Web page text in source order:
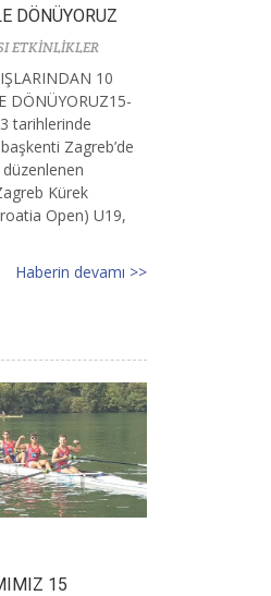
DÖNÜYORUZ
ETKİNLİKLER
10
DÖNÜYORUZ15-
tarihlerinde
başkenti Zagreb’de
düzenlenen
Kürek
Open) U19,
Haberin devamı >>
15